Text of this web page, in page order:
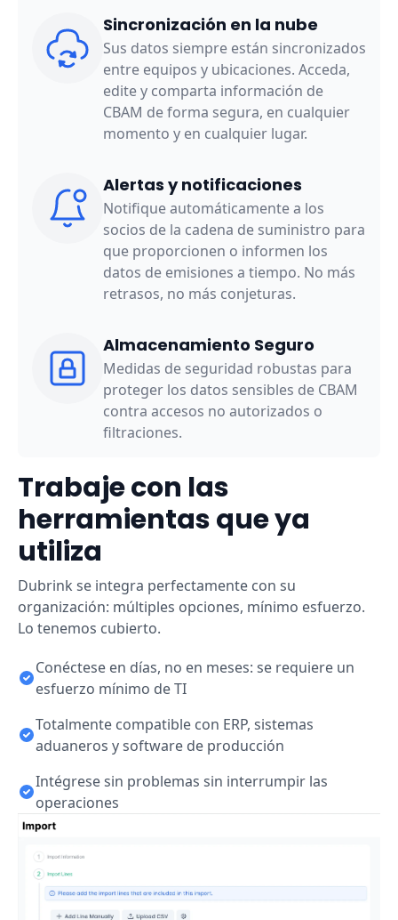
Sincronización en la nube
Sus datos siempre están sincronizados
entre equipos y ubicaciones. Acceda,
edite y comparta información de
CBAM de forma segura, en cualquier
momento y en cualquier lugar.
Alertas y notificaciones
Notifique automáticamente a los
socios de la cadena de suministro para
que proporcionen o informen los
datos de emisiones a tiempo. No más
retrasos, no más conjeturas.
Almacenamiento Seguro
Medidas de seguridad robustas para
proteger los datos sensibles de CBAM
contra accesos no autorizados o
filtraciones.
Trabaje con las
herramientas que ya
utiliza
Dubrink se integra perfectamente con su
organización: múltiples opciones, mínimo esfuerzo.
Lo tenemos cubierto.
Conéctese en días, no en meses: se requiere un
esfuerzo mínimo de TI
Totalmente compatible con ERP, sistemas
aduaneros y software de producción
Intégrese sin problemas sin interrumpir las
operaciones